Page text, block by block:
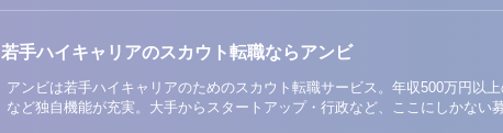
若手ハイキャリアのスカウト転職ならアンビ
アンビは若手ハイキャリアのためのスカウト転職サービス。年収500万円以
など独自機能が充実。大手からスタートアップ・行政など、ここにしかない募